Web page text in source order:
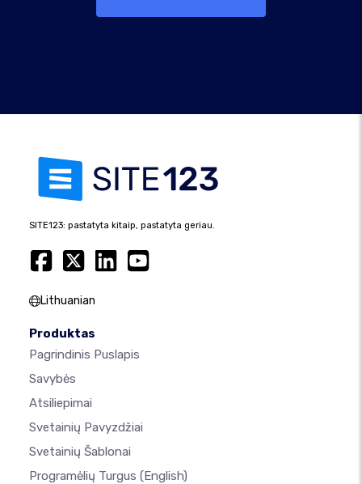
SITE123: pastatyta kitaip, pastatyta geriau.
Lithuanian
Produktas
Pagrindinis Puslapis
Savybės
Atsiliepimai
Svetainių Pavyzdžiai
Svetainių Šablonai
Programėlių Turgus (English)